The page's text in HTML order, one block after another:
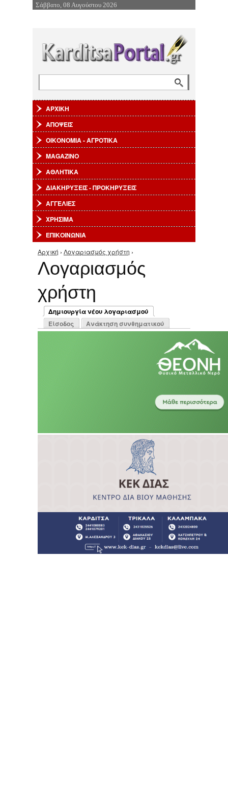
Επιστροφή στην Πλοήγηση
Σάββατο, 08 Αυγούστου 2026
ΑΡΧΙΚΗ
ΑΠΟΨΕΙΣ
ΟΙΚΟΝΟΜΙΑ - ΑΓΡΟΤΙΚΑ
MAGAZINO
ΑΘΛΗΤΙΚΑ
ΔΙΑΚΗΡΥΞΕΙΣ - ΠΡΟΚΗΡΥΞΕΙΣ
ΑΓΓΕΛΙΕΣ
ΧΡΗΣΙΜΑ
ΕΠΙΚΟΙΝΩΝΙΑ
Είστε εδώ
Αρχική › Λογαριασμός χρήστη ›
Λογαριασμός
χρήστη
Πρωτεύουσες καρτέλες
Δημιουργία νέου λογαριασμού
(ενεργή καρτέλα)
Είσοδος Ανάκτηση συνθηματικού